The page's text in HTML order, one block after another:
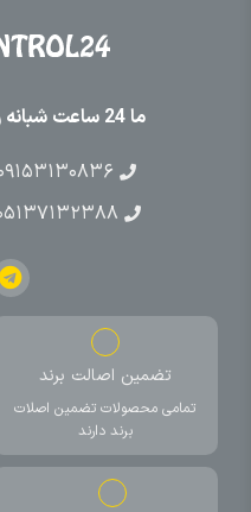
ما 24 ساعت شبانه روز در کنار شما هستیم
تضمین اصالت برند
تمامی محصولات تضمین اصلات
برند دارند